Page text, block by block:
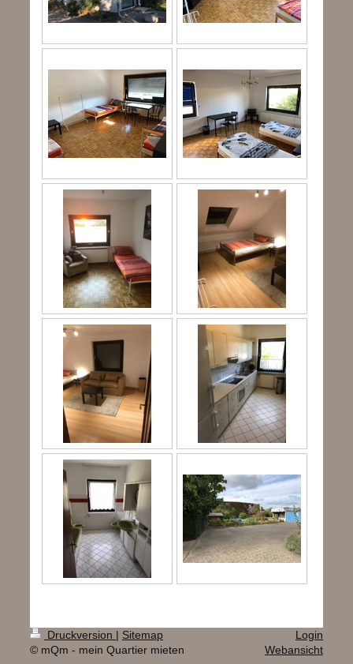
Druckversion | Sitemap
© mQm - mein Quartier mieten
Login
Webansicht